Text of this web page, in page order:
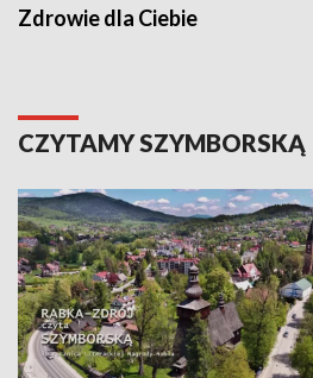
Zdrowie dla Ciebie
CZYTAMY SZYMBORSKĄ